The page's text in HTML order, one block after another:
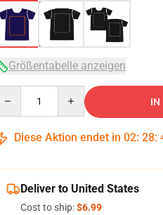
Größentabelle anzeigen
IN
Diese Aktion endet in 02: 28:
Deliver to United States
Cost to ship:$6.99